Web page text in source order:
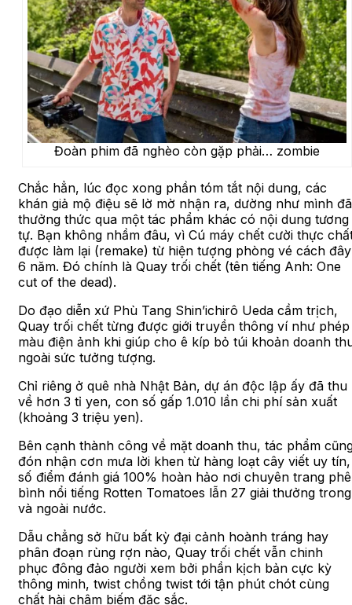
Đoàn phim đã nghèo còn gặp phải… zombie
Chắc hẳn, lúc đọc xong phần tóm tắt nội dung, các
khán giả mộ điệu sẽ lờ mờ nhận ra, dường như mình đã
thưởng thức qua một tác phẩm khác có nội dung tương
tự. Bạn không nhầm đâu, vì Cú máy chết cười thực
được làm lại (remake) từ hiện tượng phòng vé cách đây
6 năm. Đó chính là Quay trối chết (tên tiếng Anh: One
cut of the dead).
Do đạo diễn xứ Phù Tang Shin’ichirô Ueda cầm trịch,
Quay trối chết từng được giới truyền thông ví như phép
màu điện ảnh khi giúp cho ê kíp bỏ túi khoản doanh
ngoài sức tưởng tượng.
Chỉ riêng ở quê nhà Nhật Bản, dự án độc lập ấy đã thu
về hơn 3 tỉ yen, con số gấp 1.010 lần chi phí sản xuất
(khoảng 3 triệu yen).
Bên cạnh thành công về mặt doanh thu, tác phẩm
đón nhận cơn mưa lời khen từ hàng loạt cây viết uy tín,
số điểm đánh giá 100% hoàn hảo nơi chuyên trang phê
bình nổi tiếng Rotten Tomatoes lẫn 27 giải thưởng trong
và ngoài nước.
Dẫu chẳng sở hữu bất kỳ đại cảnh hoành tráng hay
phân đoạn rùng rợn nào, Quay trối chết vẫn chinh
phục đông đảo người xem bởi phần kịch bản cực kỳ
thông minh, twist chồng twist tới tận phút chót cùng
chất hài châm biếm đặc sắc.